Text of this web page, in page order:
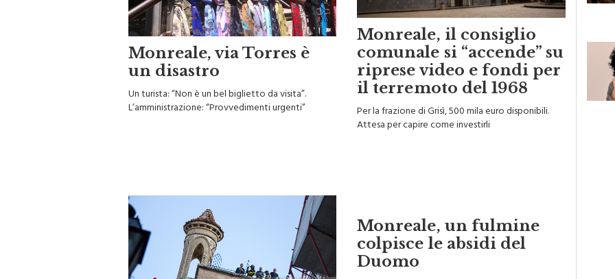
Monreale, via Torres è
un disastro
Un turista: “Non è un bel biglietto da visita”.
L’amministrazione: “Provvedimenti urgenti”
Monreale, il consiglio
comunale si “accende” su
riprese video e fondi per
il terremoto del 1968
Per la frazione di Grisì, 500 mila euro disponibili.
Attesa per capire come investirli
Monreale, un fulmine
colpisce le absidi del
Duomo